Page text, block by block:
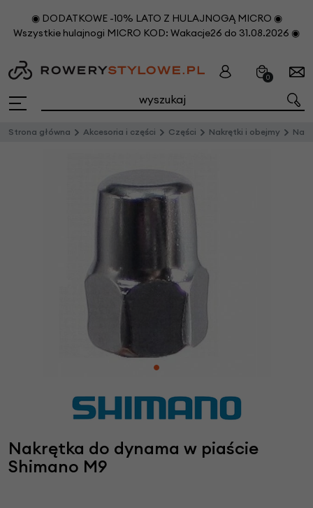
◉ DODATKOWE -10% LATO Z HULAJNOGĄ MICRO ◉
Wszystkie hulajnogi MICRO KOD: Wakacje26 do 31.08.2026 ◉
0
Strona główna Akcesoria i części Części Nakrętki i obejmy
Nakrętka do dynama w piaście
Shimano M9